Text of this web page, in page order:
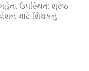
ઉપસ્થિત: શ્રેષ્ઠ
માટે શિક્ષકનું